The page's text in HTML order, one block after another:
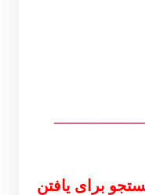
برای یافتن